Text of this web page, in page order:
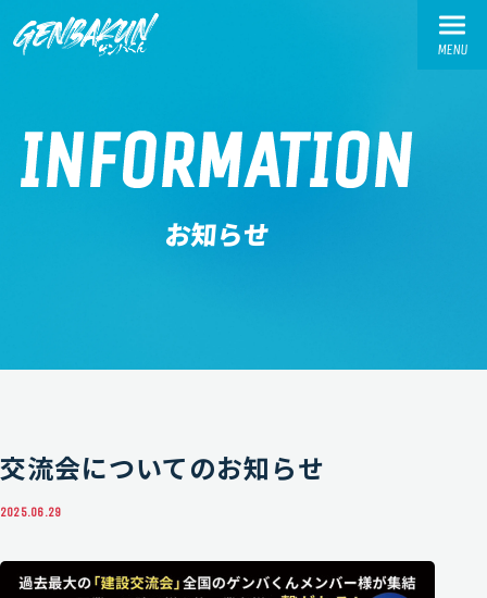
トップ
ゲンバくんとは
交流会実績
SPONSOR-INTRODUCTION
スポンサー様紹介
スポンサー様募集
MENU
お知らせ
INFORMATION
交流会についてのお知らせ
2025.06.29